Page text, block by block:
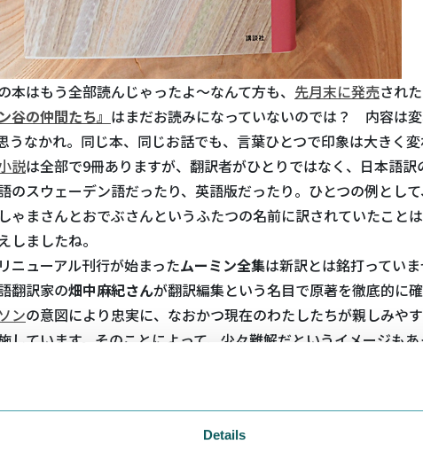
Details
本はもう全部読んじゃったよ～なんて方も、 先月末に発売され
谷の仲間たち』 はまだお読みになっていないのでは？ 内容は
うなかれ。同じ本、同じお話でも、言葉ひとつで印象は大きく変
説は全部で9冊ありますが、翻訳者がひとりではなく、日本語訳
のスウェーデン語だったり、英語版だったり。ひとつの例として
ゃまさんとおでぶさんというふたつの名前に訳されていたこと
しましたね。
ニューアル刊行が始まったムーミン全集は新訳とは銘打ってい
翻訳家の畑中麻紀さんが翻訳編集という名目で原著を徹底的に確
ンの意図により忠実に、なおかつ現在のわたしたちが親しみや
しています。そのことによって、少々難解だというイメージもあ
りやすくなりました。そういう意味では、小説に苦手意識があ
みていただきたいと思います。
長く愛されてきた旧版に問題があったわけではないのですが、
を挙げると、新版で
と訳されている単語は、旧版では